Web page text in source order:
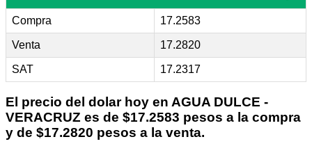
Compra 17.2583
Venta 17.2820
SAT 17.2317
El precio del dolar hoy en AGUA DULCE -
VERACRUZ es de $17.2583 pesos a la compra
y de $17.2820 pesos a la venta.